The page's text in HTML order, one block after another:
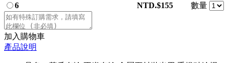
6
NTD.$155 數量
加入購物車
產品說明